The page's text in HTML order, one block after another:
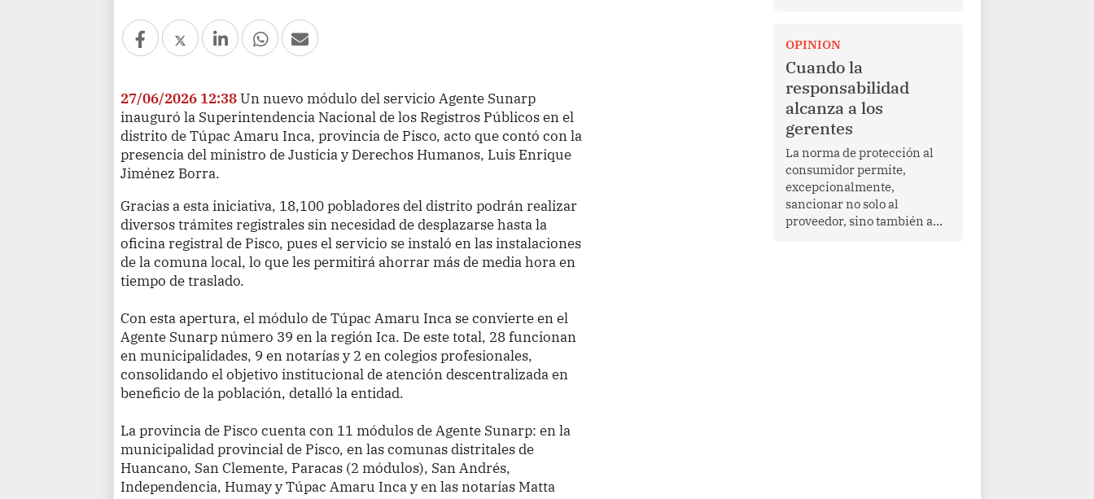
27/06/2026 12:38Un nuevo módulo del servicio Agente Sunarp
inauguró la Superintendencia Nacional de los Registros Públicos en el
distrito de Túpac Amaru Inca, provincia de Pisco, acto que contó con la
presencia del ministro de Justicia y Derechos Humanos, Luis Enrique
Jiménez Borra.
Gracias a esta iniciativa, 18,100 pobladores del distrito podrán realizar
diversos trámites registrales sin necesidad de desplazarse hasta la
oficina registral de Pisco, pues el servicio se instaló en las instalaciones
de la comuna local, lo que les permitirá ahorrar más de media hora en
tiempo de traslado.
Con esta apertura, el módulo de Túpac Amaru Inca se convierte en el
Agente Sunarp número 39 en la región Ica. De este total, 28 funcionan
en municipalidades, 9 en notarías y 2 en colegios profesionales,
consolidando el objetivo institucional de atención descentralizada en
beneficio de la población, detalló la entidad.
La provincia de Pisco cuenta con 11 módulos de Agente Sunarp: en la
municipalidad provincial de Pisco, en las comunas distritales de
Huancano, San Clemente, Paracas (2 módulos), San Andrés,
Independencia, Humay y Túpac Amaru Inca y en las notarías Matta
Más allá de su dimensión
religiosa, esta gira
representa una oportunidad
para reafirmar el valor del
diálogo, fortalecer los
vínculos entre los pueblos y
proyectar una imagen de
cooperación en una región
que enfrenta desafíos en
materia de desarrollo,
cohesión social y
gobernabilidad.
OPINION
Cuando la
responsabilidad
alcanza a los
gerentes
La norma de protección al
consumidor permite,
excepcionalmente,
sancionar no solo al
proveedor, sino también a